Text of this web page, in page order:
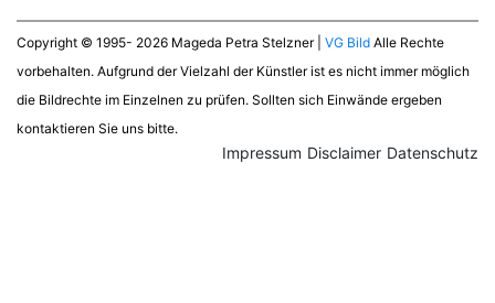
Copyright © 1995- 2026 Mageda Petra Stelzner | VG Bild Alle Rechte
vorbehalten. Aufgrund der Vielzahl der Künstler ist es nicht immer möglich
die Bildrechte im Einzelnen zu prüfen. Sollten sich Einwände ergeben
kontaktieren Sie uns bitte.
Datenschutz
Disclaimer
Impressum